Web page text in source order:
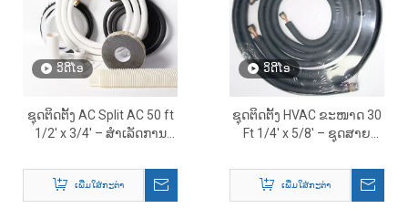
ວິດີໂອ
ຊຸດຕິດຕັ້ງ AC Split AC 50 ft
1/2' x 3/4' – ສໍາເລັດການ
HVAC
ເພີ່ມໃສ່ກະຕ່າ
ວິດີໂອ
ຊຸດຕິດຕັ້ງ HVAC ຂະໜາດ 30
Ft 1/4' x 5/8' – ຊຸດສາຍ
ພ້ອມອຸປະກອນເສີມ
ເພີ່ມໃສ່ກະຕ່າ